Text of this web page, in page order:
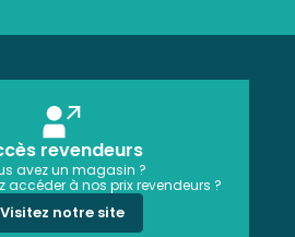
revendeurs
avez un magasin ?
accéder à nos prix revendeurs ?
Visitez notre site